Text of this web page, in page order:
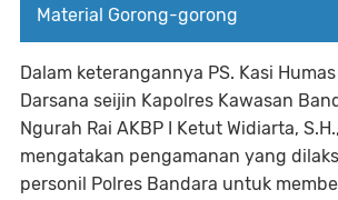
Material Gorong-gorong
Dalam keterangannya PS. Kasi
Darsana seijin Kapolres Kawasan
Ngurah Rai AKBP I Ketut Widiarta,
mengatakan pengamanan yang
personil Polres Bandara untuk